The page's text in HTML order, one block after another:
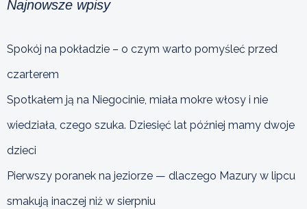
Najnowsze wpisy
Spokój na pokładzie – o czym warto pomyśleć przed
czarterem
Spotkałem ją na Niegocinie, miała mokre włosy i nie
wiedziała, czego szuka. Dziesięć lat później mamy dwoje
dzieci
Pierwszy poranek na jeziorze — dlaczego Mazury w lipcu
smakują inaczej niż w sierpniu